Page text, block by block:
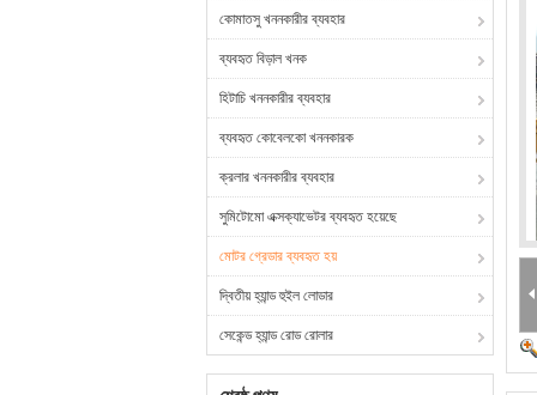
কোমাতসু খননকারীর ব্যবহার
ব্যবহৃত বিড়াল খনক
হিটাচি খননকারীর ব্যবহার
ব্যবহৃত কোবেলকো খননকারক
ক্রলার খননকারীর ব্যবহার
সুমিটোমো এক্সক্যাভেটর ব্যবহৃত হয়েছে
মোটর গ্রেডার ব্যবহৃত হয়
দ্বিতীয় হ্যান্ড হুইল লোডার
সেকেন্ড হ্যান্ড রোড রোলার